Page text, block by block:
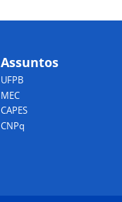
Assuntos
UFPB
MEC
CAPES
CNPq